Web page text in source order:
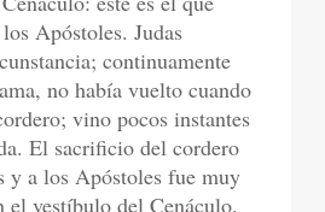
Apóstoles. Judas
continuamente
no había vuelto cuando
vino pocos instantes
El sacrificio del cordero
y a los Apóstoles fue muy
el vestíbulo del Cenáculo.